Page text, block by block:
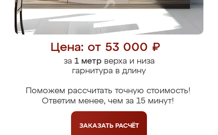
Цена: от 53 000 ₽
за 1 метрверха и низа
гарнитура в длину
Поможем рассчитать точную стоимость!
Ответим менее, чем за 15 минут!
ЗАКАЗАТЬ РАСЧЁТ